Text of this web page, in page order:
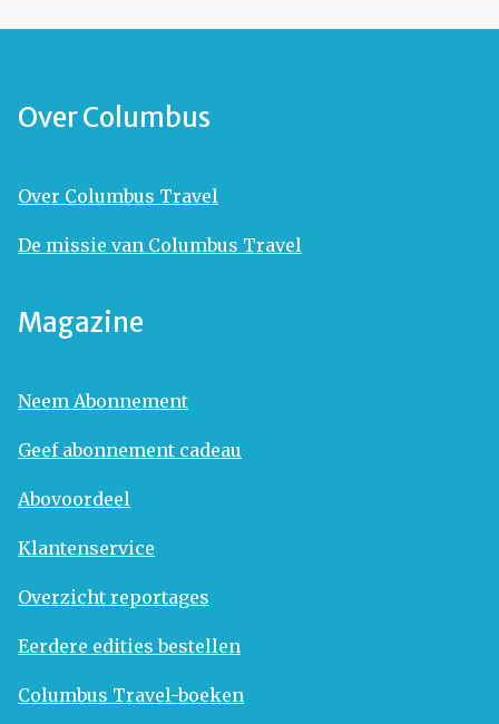
Over Columbus
Over Columbus Travel
De missie van Columbus Travel
Magazine
Neem Abonnement
Geef abonnement cadeau
Abovoordeel
Klantenservice
Overzicht reportages
Eerdere edities bestellen
Columbus Travel-boeken